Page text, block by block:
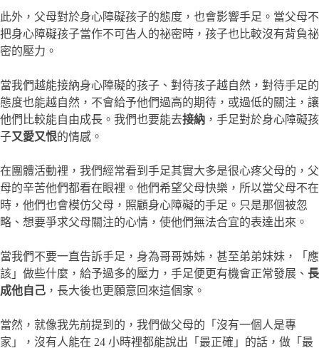
此外，父母對於身心障礙孩子的態度，也會影響手足。當父母不
把身心障礙孩子當作不可告人的祕密時，孩子也比較沒有背負祕
密的壓力。
當我們越能接納身心障礙的孩子、對待孩子越自然，對待手足的
態度也能越自然，不會給予他們過高的期待，或過低的關注，讓
他們比較能自由成長。我們也要能去接納 ，手足對於身心障礙孩
子又愛又恨的情感。
在團體活動裡，我們經常看到手足其實大多是很心疼父母的，父
母的辛苦他們都看在眼裡。他們希望父母快樂，所以當父母不在
時，他們也會模仿父母，照顧身心障礙的手足。只是那個被忽
略、想要爭求父母關注的心情，使他們無法合宜的表達出來。
當我們不要一直告訴手足，身為哥哥姊姊，甚至弟弟妹妹，「應
該」做些什麼，給予過多的壓力，手足便更有機會正常發展、 長
成他自己 ，長大後也更願意回來這個家。
當然，就像我先前提到的，我們做父母的「沒有一個人是專
家」，沒有人能在 24 小時裡都能說出「最正確」的話，做「最